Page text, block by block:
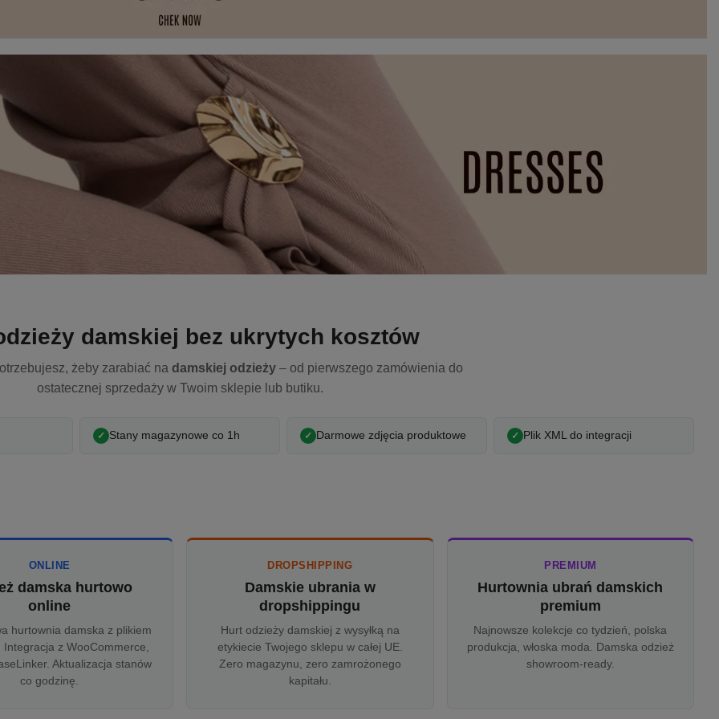
damskiej bez ukrytych kosztów
żeby zarabiać na damskiej odzieży – od pierwszego zamówienia do
ostatecznej sprzedaży w Twoim sklepie lub butiku.
Stany magazynowe co 1h Darmowe zdjęcia produktowe Plik XML do integracji
ONLINE
damska hurtowo
online
hurtownia damska z plikiem
Integracja z WooCommerce,
Aktualizacja stanów
co godzinę.
DROPSHIPPING
Damskie ubrania w
dropshippingu
Hurt odzieży damskiej z wysyłką na
etykiecie Twojego sklepu w całej UE.
Zero magazynu, zero zamrożonego
kapitału.
PREMIUM
Hurtownia ubrań damskich
premium
Najnowsze kolekcje co tydzień, polska
produkcja, włoska moda. Damska odzież
showroom-ready.